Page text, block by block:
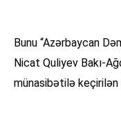
Bunu “Azərbaycan
Nicat Quliyev Bakı-
münasibətilə keçirilən